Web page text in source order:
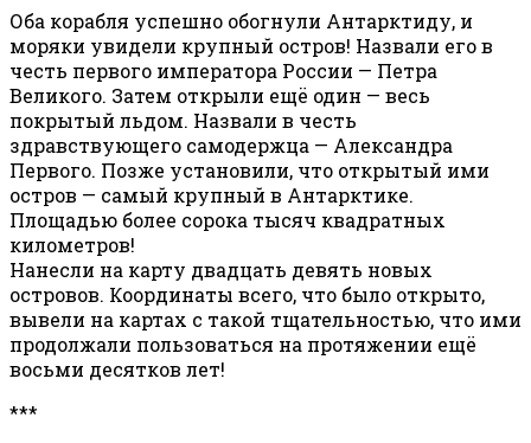
Оба корабля успешно обогнули Антарктиду, и
моряки увидели крупный остров! Назвали его в
честь первого императора России — Петра
Великого. Затем открыли ещё один — весь
покрытый льдом. Назвали в честь
здравствующего самодержца — Александра
Первого. Позже установили, что открытый ими
остров — самый крупный в Антарктике.
Площадью более сорока тысяч квадратных
километров!
Нанесли на карту двадцать девять новых
островов. Координаты всего, что было открыто,
вывели на картах с такой тщательностью, что ими
продолжали пользоваться на протяжении ещё
восьми десятков лет!
***